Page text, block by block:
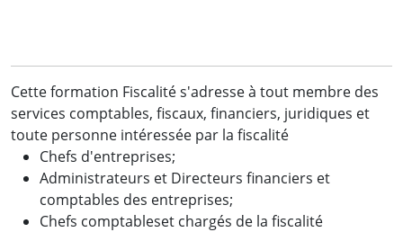
Cette formation Fiscalité s'adresse à tout membre des
services comptables, fiscaux, financiers, juridiques et
toute personne intéressée par la fiscalité
Chefs d'entreprises;
Administrateurs et Directeurs financiers et
comptables des entreprises;
Chefs comptableset chargés de la fiscalité